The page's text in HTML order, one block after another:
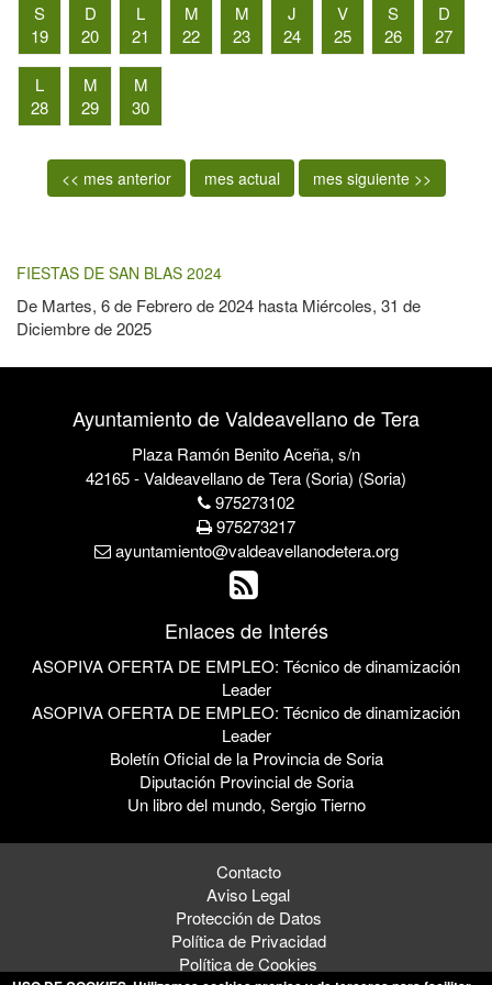
S
19
D
20
L
21
M
22
M
23
J
24
V
25
S
26
D
27
L
28
M
29
M
30
<< mes anterior mes actual mes siguiente >>
FIESTAS DE SAN BLAS 2024
De Martes, 6 de Febrero de 2024 hasta Miércoles, 31 de
Diciembre de 2025
Ayuntamiento de Valdeavellano de Tera
Plaza Ramón Benito Aceña, s/n
42165 - Valdeavellano de Tera (Soria) (Soria)
975273102
975273217
ayuntamiento@valdeavellanodetera.org
Enlaces de Interés
ASOPIVA OFERTA DE EMPLEO: Técnico de dinamización
Leader
ASOPIVA OFERTA DE EMPLEO: Técnico de dinamización
Leader
Boletín Oficial de la Provincia de Soria
Diputación Provincial de Soria
Un libro del mundo, Sergio Tierno
Contacto
Aviso Legal
Protección de Datos
Política de Privacidad
Política de Cookies